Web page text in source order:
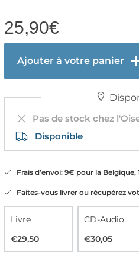
25,90€
Ajouter à votre panier
Pas de stock chez
Disponible
Frais d’envoi: 9€ pour la Belgique,
Faites-vous livrer ou récupérez
Livre
€29,50
CD-Audio
€30,05